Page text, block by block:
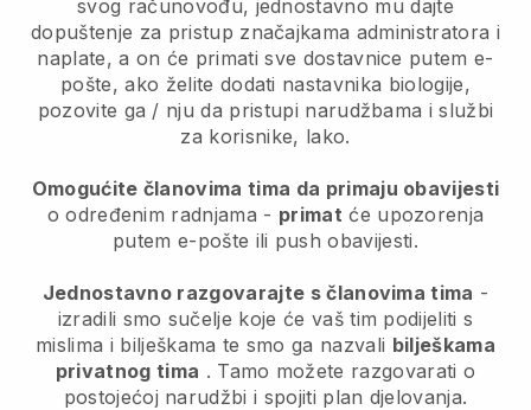
svog računovođu, jednostavno mu dajte
dopuštenje za pristup značajkama administratora i
naplate, a on će primati sve dostavnice putem e-
pošte, ako želite dodati nastavnika biologije,
pozovite ga / nju da pristupi narudžbama i službi
za korisnike, lako.
Omogućite članovima tima da primaju obavijesti
o određenim radnjama - primat će upozorenja
putem e-pošte ili push obavijesti.
Jednostavno razgovarajte s članovima tima -
izradili smo sučelje koje će vaš tim podijeliti s
mislima i bilješkama te smo ga nazvali bilješkama
privatnog tima . Tamo možete razgovarati o
postojećoj narudžbi i spojiti plan djelovanja.